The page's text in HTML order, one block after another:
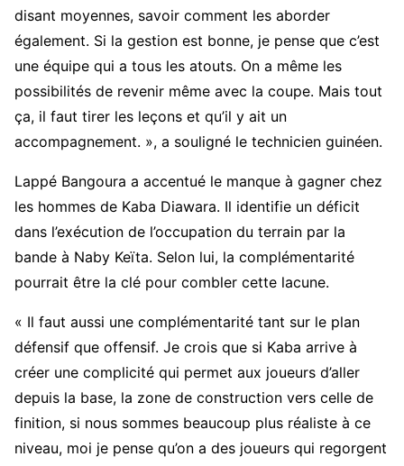
disant moyennes, savoir comment les aborder
également. Si la gestion est bonne, je pense que c’est
une équipe qui a tous les atouts. On a même les
possibilités de revenir même avec la coupe. Mais tout
ça, il faut tirer les leçons et qu’il y ait un
accompagnement. », a souligné le technicien guinéen.
Lappé Bangoura a accentué le manque à gagner chez
les hommes de Kaba Diawara. Il identifie un déficit
dans l’exécution de l’occupation du terrain par la
bande à Naby Keïta. Selon lui, la complémentarité
pourrait être la clé pour combler cette lacune.
« Il faut aussi une complémentarité tant sur le plan
défensif que offensif. Je crois que si Kaba arrive à
créer une complicité qui permet aux joueurs d’aller
depuis la base, la zone de construction vers celle de
finition, si nous sommes beaucoup plus réaliste à ce
niveau, moi je pense qu’on a des joueurs qui regorgent